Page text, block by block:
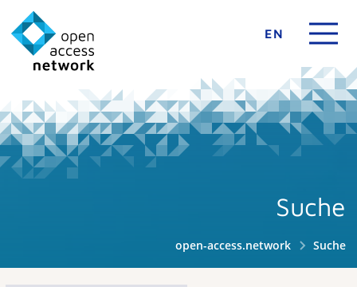
EN
Suche
open-access.network Suche